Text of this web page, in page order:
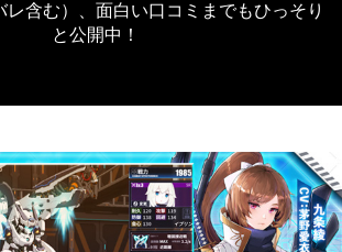
レ含む）、面白い口コミまでもひっそり
と公開中！